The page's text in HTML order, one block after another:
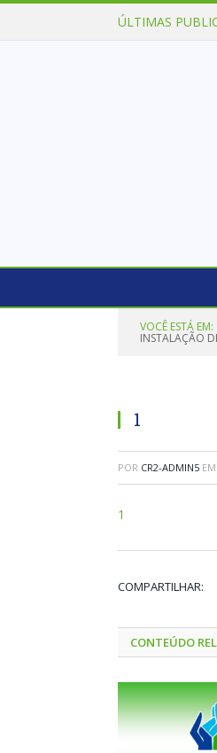
ÚLTIMAS
VOCÊ ESTÁ EM:
INSTALAÇÃO
1
POR CR2-ADMIN5 EM
1
COMPARTILHAR:
CONTEÚDO